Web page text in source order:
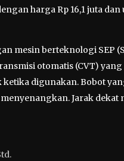
harga Rp 16,1 juta
mesin berteknologi SEP
otomatis (CVT)
ketika digunakan. Bobot
Jarak